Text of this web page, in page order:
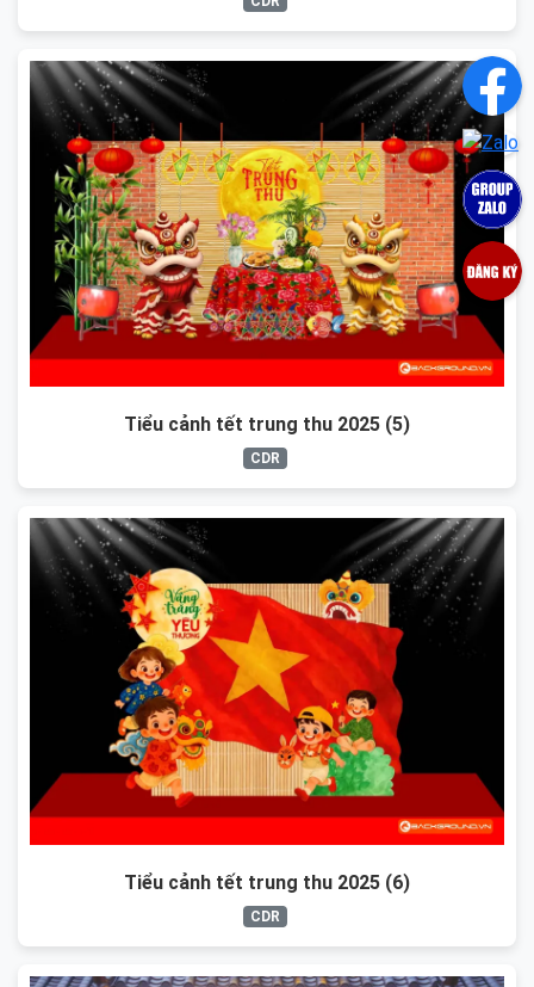
Tiểu cảnh tết trung thu 2025 (5)
CDR
Tiểu cảnh tết trung thu 2025 (6)
CDR